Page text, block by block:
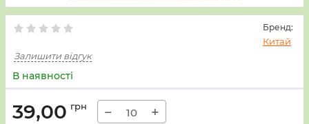
Бренд:
Китай
Залишити відгук
В наявності
39,00 грн − +